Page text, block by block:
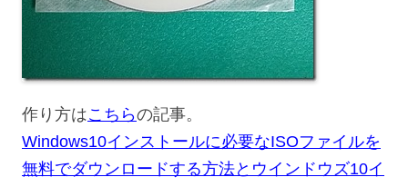
作り方はこちらの記事。
Windows10インストールに必要なISOファイルを
無料でダウンロードする方法とウインドウズ10イ